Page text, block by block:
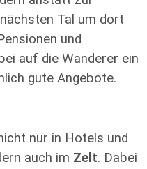
Tal um dort
und
auf die Wanderer ein
gute Angebote.
nur in Hotels und
auch im Zelt. Dabei